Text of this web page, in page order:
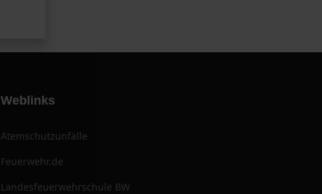
Weblinks
Atemschutzunfälle
Feuerwehr.de
Landesfeuerwehrschule BW